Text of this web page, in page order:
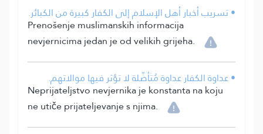
• تسريب أخبار أهل الإسلام إلى الكفار كبيرة من الكبائر.
Prenošenje muslimanskih informacija
nevjernicima jedan je od velikih grijeha.
• عداوة الكفار عداوة مُتَأصِّلة لا تؤثر فيها موالاتهم.
Neprijateljstvo nevjernika je konstanta na koju
ne utiče prijateljevanje s njima.